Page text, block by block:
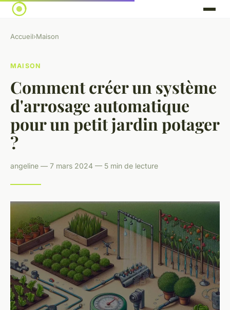
Accueil›Maison
MAISON
Comment créer un système
d'arrosage automatique
pour un petit jardin potager
?
angeline — 7 mars 2024 — 5 min de lecture